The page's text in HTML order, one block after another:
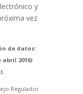
y
vez
de datos:
abril 2016)
Regulador